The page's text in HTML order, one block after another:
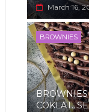
March 16,
BROWNIES